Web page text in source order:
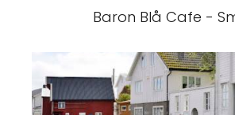
Baron Blå Cafe -